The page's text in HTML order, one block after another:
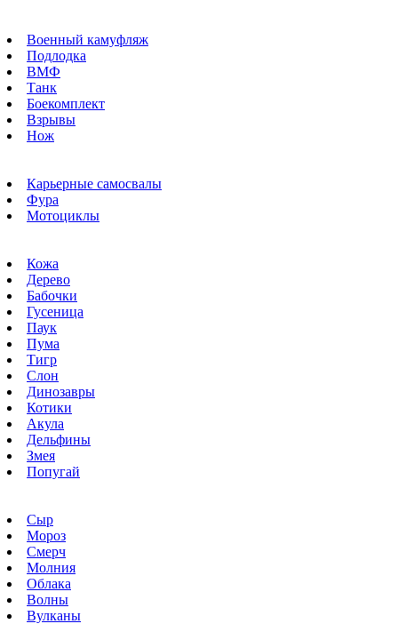
Военный камуфляж
Подлодка
ВМФ
Танк
Боекомплект
Взрывы
Нож
Карьерные самосвалы
Фура
Мотоциклы
Кожа
Дерево
Бабочки
Гусеница
Паук
Пума
Тигр
Слон
Динозавры
Котики
Акула
Дельфины
Змея
Попугай
Сыр
Мороз
Смерч
Молния
Облака
Волны
Вулканы